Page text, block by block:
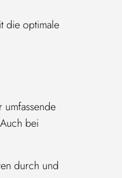
die optimale
umfassende
bei
durch und